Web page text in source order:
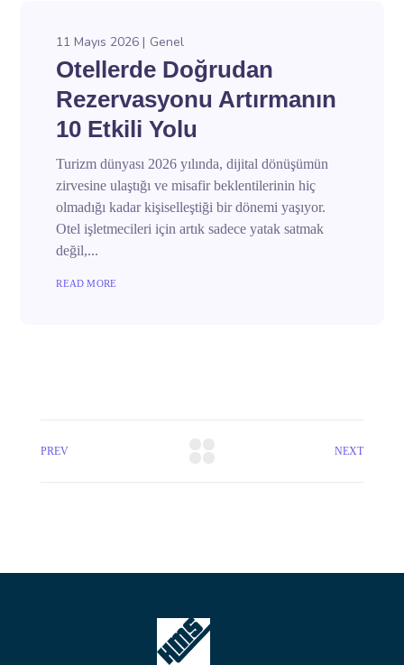
11 Mayıs 2026 Genel
Otellerde Doğrudan
Rezervasyonu Artırmanın
10 Etkili Yolu
Turizm dünyası 2026 yılında, dijital dönüşümün
zirvesine ulaştığı ve misafir beklentilerinin hiç
olmadığı kadar kişiselleştiği bir dönemi yaşıyor.
Otel işletmecileri için artık sadece yatak satmak
değil,...
READ MORE
PREV NEXT